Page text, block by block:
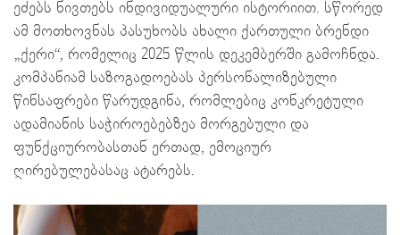
ეძებს ნივთებს ინდივიდუალური ისტორიით. სწორედ
ამ მოთხოვნას პასუხობს ახალი ქართული ბრენდი
„ქერი“, რომელიც 2025 წლის დეკემბერში გამოჩნდა.
კომპანიამ საზოგადოებას პერსონალიზებული
წინსაფრები წარუდგინა, რომლებიც კონკრეტული
ადამიანის საჭიროებებზეა მორგებული და
ფუნქციურობასთან ერთად, ემოციურ
ღირებულებასაც ატარებს.